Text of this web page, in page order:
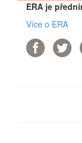
ERA je
Více o ERA